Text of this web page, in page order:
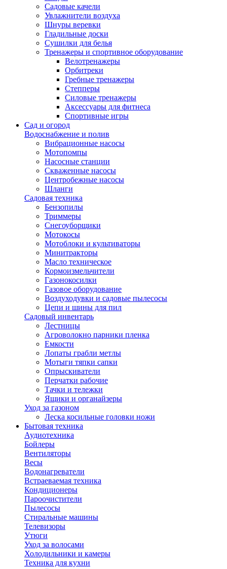
Садовые качели
Увлажнители воздуха
Шнуры веревки
Гладильные доски
Сушилки для белья
Тренажеры и спортивное оборудование
Велотренажеры
Орбитреки
Гребные тренажеры
Степперы
Силовые тренажеры
Аксессуары для фитнеса
Спортивные игры
Сад и огород
Водоснабжение и полив
Вибрационные насосы
Мотопомпы
Насосные станции
Скваженные насосы
Центробежные насосы
Шланги
Садовая техника
Бензопилы
Триммеры
Снегоуборщики
Мотокосы
Мотоблоки и культиваторы
Минитракторы
Масло техническое
Кормоизмельчители
Газонокосилки
Газовое оборудование
Воздуходувки и садовые пылесосы
Цепи и шины для пил
Садовый инвентарь
Лестницы
Агроволокно парники пленка
Емкости
Лопаты грабли метлы
Мотыги тяпки сапки
Опрыскиватели
Перчатки рабочие
Тачки и тележки
Ящики и органайзеры
Уход за газоном
Леска косильные головки ножи
Бытовая техника
Аудиотехника
Бойлеры
Вентиляторы
Весы
Водонагреватели
Встраеваемая техника
Кондиционеры
Пароочистители
Пылесосы
Стиральные машины
Телевизоры
Утюги
Уход за волосами
Холодильники и камеры
Техника для кухни